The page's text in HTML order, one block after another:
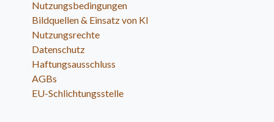
Nutzungsbedingungen
Bildquellen & Einsatz von KI
Nutzungsrechte
Datenschutz
Haftungsausschluss
AGBs
EU-Schlichtungsstelle